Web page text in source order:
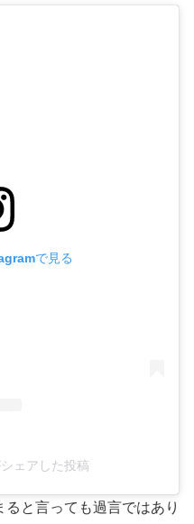
で見る
ェアした投稿
と言っても過言ではあり